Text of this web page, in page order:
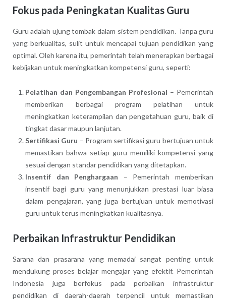
Fokus pada Peningkatan Kualitas Guru
Guru adalah ujung tombak dalam sistem pendidikan. Tanpa guru
yang berkualitas, sulit untuk mencapai tujuan pendidikan yang
optimal. Oleh karena itu, pemerintah telah menerapkan berbagai
kebijakan untuk meningkatkan kompetensi guru, seperti:
Pelatihan dan Pengembangan Profesional – Pemerintah
memberikan berbagai program pelatihan untuk
meningkatkan keterampilan dan pengetahuan guru, baik di
tingkat dasar maupun lanjutan.
Sertifikasi Guru – Program sertifikasi guru bertujuan untuk
memastikan bahwa setiap guru memiliki kompetensi yang
sesuai dengan standar pendidikan yang ditetapkan.
Insentif dan Penghargaan – Pemerintah memberikan
insentif bagi guru yang menunjukkan prestasi luar biasa
dalam pengajaran, yang juga bertujuan untuk memotivasi
guru untuk terus meningkatkan kualitasnya.
Perbaikan Infrastruktur Pendidikan
Sarana dan prasarana yang memadai sangat penting untuk
mendukung proses belajar mengajar yang efektif. Pemerintah
Indonesia juga berfokus pada perbaikan infrastruktur
pendidikan di daerah-daerah terpencil untuk memastikan